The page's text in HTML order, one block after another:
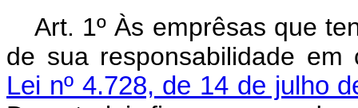
Art. 1º Às emprêsas que
de sua responsabilidade
Lei nº 4.728, de 14 de julho